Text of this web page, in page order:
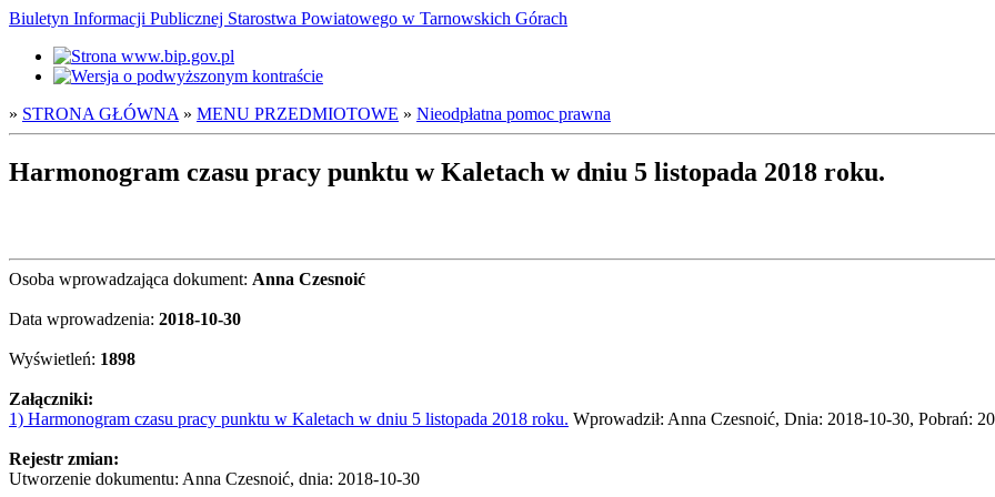
Biuletyn Informacji Publicznej Starostwa Powiatowego w Tarnowskich Górach
» STRONA GŁÓWNA » MENU PRZEDMIOTOWE » Nieodpłatna pomoc prawna
Harmonogram czasu pracy punktu w Kaletach w dniu 5 listopada 2018 roku.
Osoba wprowadzająca dokument: Anna Czesnoić
Data wprowadzenia: 2018-10-30
Wyświetleń: 1898
Załączniki:
1) Harmonogram czasu pracy punktu w Kaletach w dniu 5 listopada 2018 roku. Wprowadził: Anna Czesnoić, Dnia: 2018-10-30, Pobrań:
Rejestr zmian:
Utworzenie dokumentu: Anna Czesnoić, dnia: 2018-10-30